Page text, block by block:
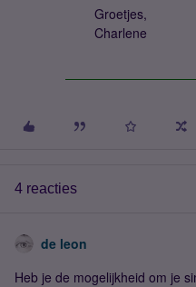
Groetjes,
Charlene
4 reacties
de leon
Heb je de mogelijkheid om je